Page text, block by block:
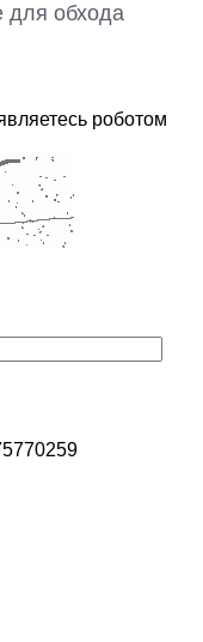
для обхода
роботом